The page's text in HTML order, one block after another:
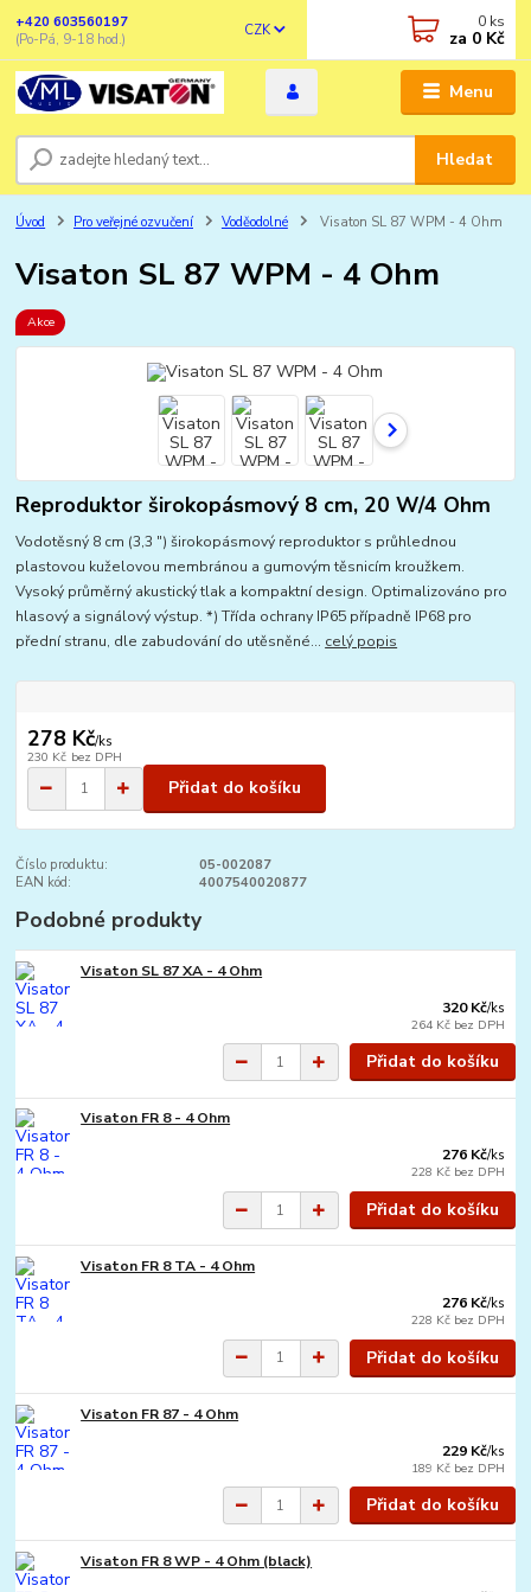
Menu
CZK
Hledat
+420 603560197
(Po-Pá, 9-18 hod.)
0 ks
za 0 Kč
Úvod Pro veřejné ozvučení Voděodolné Visaton SL 87 WPM - 4 Ohm
Visaton SL 87 WPM - 4 Ohm
Akce
Reproduktor širokopásmový 8 cm, 20 W/4 Ohm
Vodotěsný 8 cm (3,3 ") širokopásmový reproduktor s průhlednou
plastovou kuželovou membránou a gumovým těsnicím kroužkem.
Vysoký průměrný akustický tlak a kompaktní design. Optimalizováno pro
hlasový a signálový výstup. *) Třída ochrany IP65 případně IP68 pro
přední stranu, dle zabudování do utěsněné... celý popis
278 Kč/ks
230 Kč bez DPH
Přidat do košíku
Číslo produktu:
05-002087
EAN kód:
4007540020877
Podobné produkty
Visaton SL 87 XA - 4 Ohm
320 Kč/ks
264 Kč bez DPH
Přidat do košíku
Visaton FR 8 - 4 Ohm
276 Kč/ks
228 Kč bez DPH
Přidat do košíku
Visaton FR 8 TA - 4 Ohm
276 Kč/ks
228 Kč bez DPH
Přidat do košíku
Visaton FR 87 - 4 Ohm
229 Kč/ks
189 Kč bez DPH
Přidat do košíku
Visaton FR 8 WP - 4 Ohm (black)